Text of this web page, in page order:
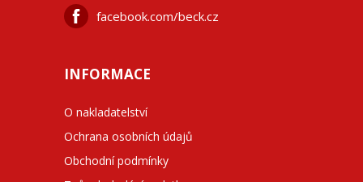
facebook.com/beck.cz
INFORMACE
O nakladatelství
Ochrana osobních údajů
Obchodní podmínky